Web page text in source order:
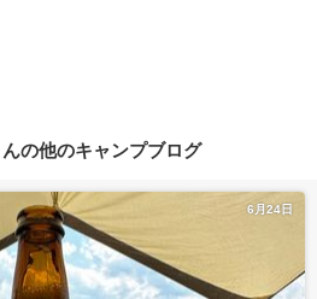
の他のキャンプブログ
6月24日